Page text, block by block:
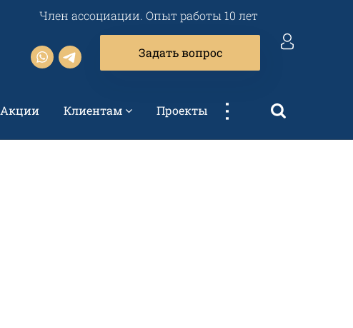
Член ассоциации. Опыт работы 10 лет
Задать вопрос
Акции Клиентам Проекты ...